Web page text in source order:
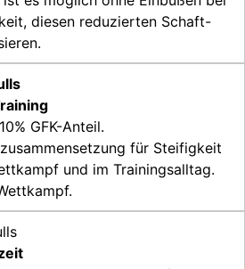
diesen reduzierten Schaft-
GFK-Anteil.
für Steifigkeit
und im Trainingsalltag.